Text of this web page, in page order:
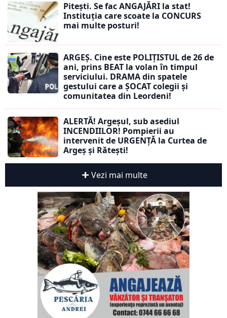
Pitești. Se fac ANGAJĂRI la stat!
Instituția care scoate la CONCURS
mai multe posturi!
ARGEȘ. Cine este POLIȚISTUL de 26 de
ani, prins BEAT la volan în timpul
serviciului. DRAMA din spatele
gestului care a ȘOCAT colegii și
comunitatea din Leordeni!
ALERTĂ! Argeșul, sub asediul
INCENDIILOR! Pompierii au
intervenit de URGENȚĂ la Curtea de
Argeș și Rătești!
Vezi mai multe